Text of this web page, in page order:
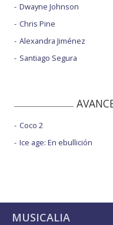
Dwayne Johnson
Chris Pine
Alexandra Jiménez
Santiago Segura
Coco 2
Ice age: En ebullición
MUSICALIA